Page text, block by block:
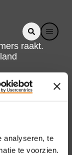
analyseren, te
te voorzien.
raakt.